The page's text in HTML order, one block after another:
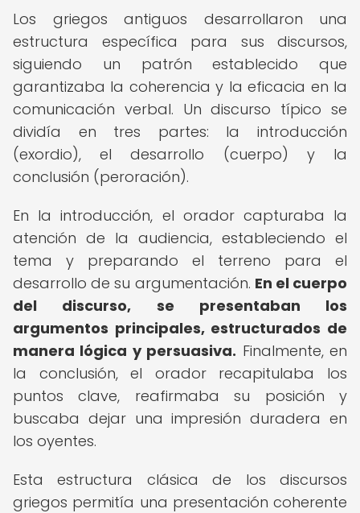
Los griegos antiguos desarrollaron una
estructura específica para sus discursos,
siguiendo un patrón establecido que
garantizaba la coherencia y la eficacia en la
comunicación verbal. Un discurso típico se
dividía en tres partes: la introducción
(exordio), el desarrollo (cuerpo) y la
conclusión (peroración).
En la introducción, el orador capturaba la
atención de la audiencia, estableciendo el
tema y preparando el terreno para el
desarrollo de su argumentación. En el cuerpo
del discurso, se presentaban los
argumentos principales, estructurados de
manera lógica y persuasiva. Finalmente, en
la conclusión, el orador recapitulaba los
puntos clave, reafirmaba su posición y
buscaba dejar una impresión duradera en
los oyentes.
Esta estructura clásica de los discursos
griegos permitía una presentación coherente